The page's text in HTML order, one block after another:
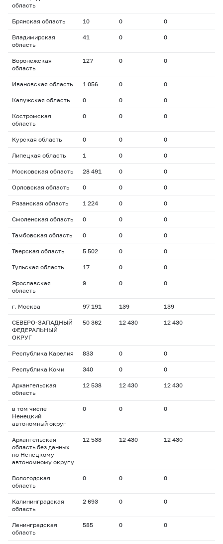
область
Брянская область 10 0 0
Владимирская
область
41 0 0
Воронежская
область
127 0 0
Ивановская область 1 056 0 0
Калужская область 0 0 0
Костромская
область
0 0 0
Курская область 0 0 0
Липецкая область 1 0 0
Московская область 28 491 0 0
Орловская область 0 0 0
Рязанская область 1 224 0 0
Смоленская область 0 0 0
Тамбовская область 0 0 0
Тверская область 5 502 0 0
Тульская область 17 0 0
Ярославская
область
9 0 0
г. Москва 97 191 139 139
СЕВЕРО-ЗАПАДНЫЙ
ФЕДЕРАЛЬНЫЙ
ОКРУГ
50 362 12 430 12 430
Республика Карелия 833 0 0
Республика Коми 340 0 0
Архангельская
область
12 538 12 430 12 430
в том числе
Ненецкий
автономный округ
0 0 0
Архангельская
область без данных
по Ненецкому
автономному округу
12 538 12 430 12 430
Вологодская
область
0 0 0
Калининградская
область
2 693 0 0
Ленинградская
область
585 0 0